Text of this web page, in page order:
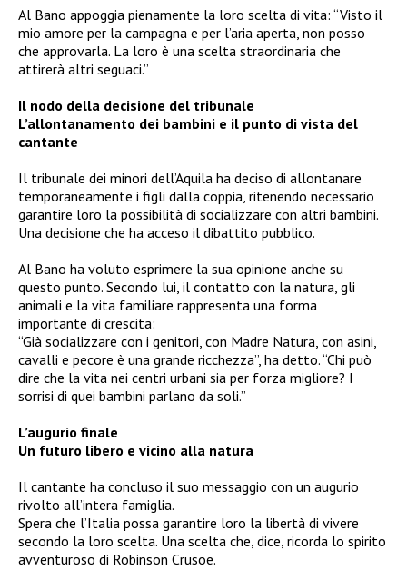
Al Bano appoggia pienamente la loro scelta di vita: “Visto il
mio amore per la campagna e per l’aria aperta, non posso
che approvarla. La loro è una scelta straordinaria che
attirerà altri seguaci.”
Il nodo della decisione del tribunale
L’allontanamento dei bambini e il punto di vista del
cantante
Il tribunale dei minori dell’Aquila ha deciso di allontanare
temporaneamente i figli dalla coppia, ritenendo necessario
garantire loro la possibilità di socializzare con altri bambini.
Una decisione che ha acceso il dibattito pubblico.
Al Bano ha voluto esprimere la sua opinione anche su
questo punto. Secondo lui, il contatto con la natura, gli
animali e la vita familiare rappresenta una forma
importante di crescita:
“Già socializzare con i genitori, con Madre Natura, con asini,
cavalli e pecore è una grande ricchezza”, ha detto. “Chi può
dire che la vita nei centri urbani sia per forza migliore? I
sorrisi di quei bambini parlano da soli.”
L’augurio finale
Un futuro libero e vicino alla natura
Il cantante ha concluso il suo messaggio con un augurio
rivolto all’intera famiglia.
Spera che l’Italia possa garantire loro la libertà di vivere
secondo la loro scelta. Una scelta che, dice, ricorda lo spirito
avventuroso di Robinson Crusoe.